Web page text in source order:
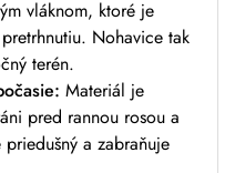
vláknom, ktoré je
Nohavice tak
terén.
Materiál je
pred rannou rosou a
a zabraňuje